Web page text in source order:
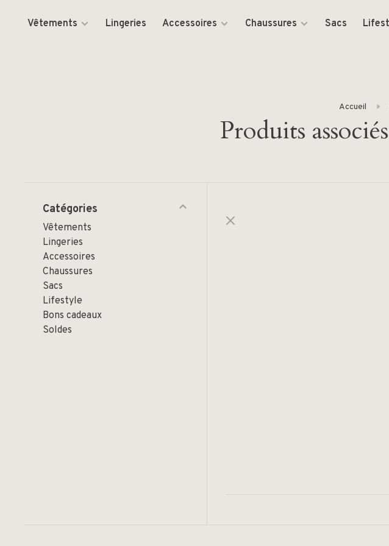
Vêtements Lingeries Accessoires Chaussures Sacs
Accueil
Produits
Catégories
Vêtements
Lingeries
Accessoires
Chaussures
Sacs
Lifestyle
Bons cadeaux
Soldes